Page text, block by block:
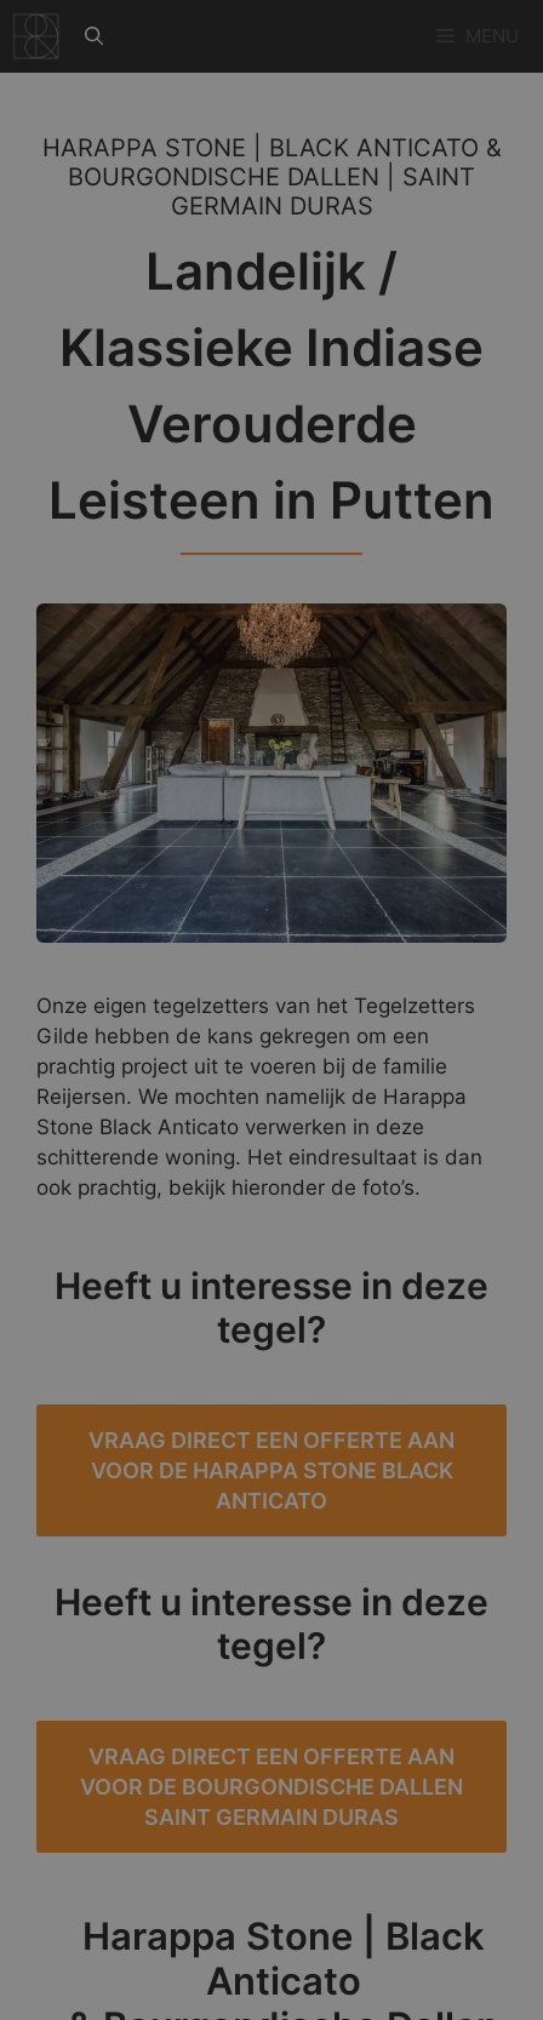
naar
de
HARAPPA STONE | BLACK ANTICATO &
BOURGONDISCHE DALLEN | SAINT
GERMAIN DURAS
Landelijk /
Klassieke Indiase
Verouderde
Leisteen in Putten
Onze eigen tegelzetters van het Tegelzetters
Gilde hebben de kans gekregen om een
prachtig project uit te voeren bij de familie
Reijersen. We mochten namelijk de Harappa
Stone Black Anticato verwerken in deze
schitterende woning. Het eindresultaat is dan
ook prachtig, bekijk hieronder de foto’s.
Heeft u interesse in deze
tegel?
VRAAG DIRECT EEN OFFERTE AAN
VOOR DE HARAPPA STONE BLACK
ANTICATO
Heeft u interesse in deze
tegel?
VRAAG DIRECT EEN OFFERTE AAN
VOOR DE BOURGONDISCHE DALLEN
SAINT GERMAIN DURAS
Harappa Stone | Black
Anticato